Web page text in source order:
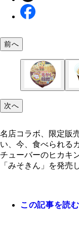
ラーメン
ラーメン
マダイ）
レミアム）
レミアム）
ミリーマ
第7位「
食品）
第6位「
清）
産）
水産）
水産）
第1位「
前へ
次へ
名店コラボ、限定販
い、今、食べられる
チューバーのヒカキ
「みそきん」を発売
この記事を読む